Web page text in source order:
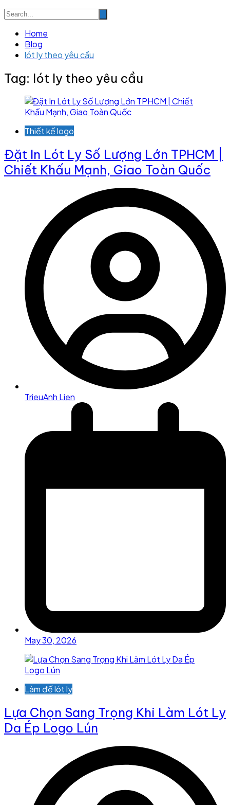
Home
Blog
lót ly theo yêu cầu
Tag: lót ly theo yêu cầu
Thiết kế logo
Đặt In Lót Ly Số Lượng Lớn TPHCM |
Chiết Khấu Mạnh, Giao Toàn Quốc
TrieuAnh Lien
May 30, 2026
Làm đế lót ly
Lựa Chọn Sang Trọng Khi Làm Lót Ly
Da Ép Logo Lún